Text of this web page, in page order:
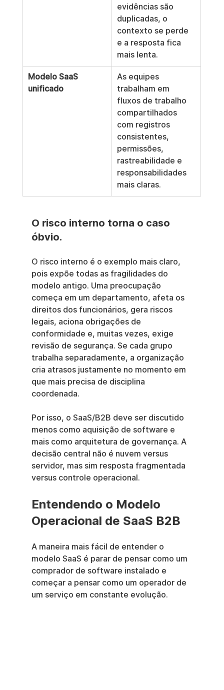
evidências são
duplicadas, o
contexto se perde
e a resposta fica
mais lenta.
Modelo SaaS
unificado
As equipes
trabalham em
fluxos de trabalho
compartilhados
com registros
consistentes,
permissões,
rastreabilidade e
responsabilidades
mais claras.
O risco interno torna o caso
óbvio.
O risco interno é o exemplo mais claro,
pois expõe todas as fragilidades do
modelo antigo. Uma preocupação
começa em um departamento, afeta os
direitos dos funcionários, gera riscos
legais, aciona obrigações de
conformidade e, muitas vezes, exige
revisão de segurança. Se cada grupo
trabalha separadamente, a organização
cria atrasos justamente no momento em
que mais precisa de disciplina
coordenada.
Por isso, o SaaS/B2B deve ser discutido
menos como aquisição de software e
mais como arquitetura de governança. A
decisão central não é nuvem versus
servidor, mas sim resposta fragmentada
versus controle operacional.
Entendendo o Modelo
Operacional de SaaS B2B
A maneira mais fácil de entender o
modelo SaaS é parar de pensar como um
comprador de software instalado e
começar a pensar como um operador de
um serviço em constante evolução.